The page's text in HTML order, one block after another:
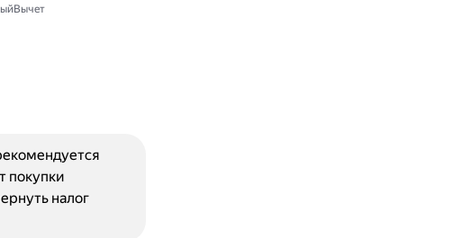
покупки
налог